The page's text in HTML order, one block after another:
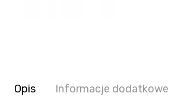
Opis Informacje dodatkowe